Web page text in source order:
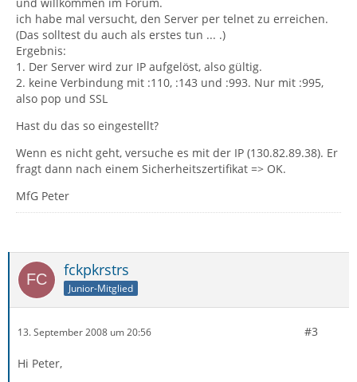
ich habe mal versucht, den Server per telnet zu erreichen.
(Das solltest du auch als erstes tun ... .)
Ergebnis:
1. Der Server wird zur IP aufgelöst, also gültig.
2. keine Verbindung mit :110, :143 und :993. Nur mit :995,
also pop und SSL
Hast du das so eingestellt?
Wenn es nicht geht, versuche es mit der IP (130.82.89.38). Er
fragt dann nach einem Sicherheitszertifikat => OK.
MfG Peter
fckpkrstrs
Junior-Mitglied
13. September 2008 um 20:56 #3
Hi Peter,